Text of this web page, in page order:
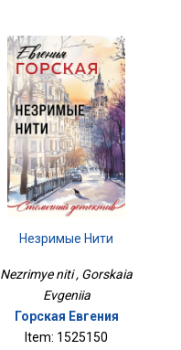
Незримые Нити
Nezrimye niti , Gorskaia
Evgeniia
Горская Евгения
Item: 1525150